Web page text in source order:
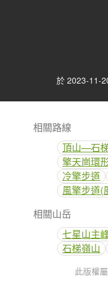
於 2023-11-
相關路線
頂山—石
擎天崗環
冷擎步道
風擎步道(
相關山岳
七星山主
石梯嶺山
此版權